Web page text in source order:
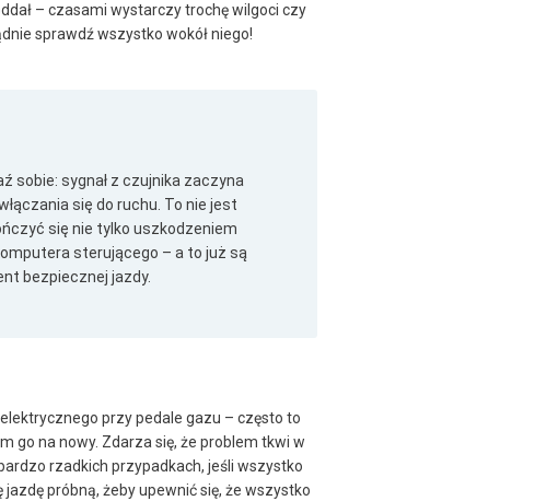
– czasami wystarczy trochę wilgoci czy
sprawdź wszystko wokół niego!
sobie: sygnał z czujnika zaczyna
się do ruchu. To nie jest
się nie tylko uszkodzeniem
sterującego – a to już są
bezpiecznej jazdy.
przy pedale gazu – często to
go na nowy. Zdarza się, że problem tkwi w
rzadkich przypadkach, jeśli wszystko
próbną, żeby upewnić się, że wszystko